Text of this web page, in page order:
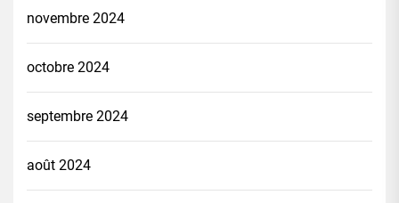
novembre 2024
octobre 2024
septembre 2024
août 2024